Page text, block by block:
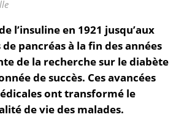
l’insuline en 1921 jusqu’aux
pancréas à la fin des années
de la recherche sur le diabète
de succès. Ces avancées
ont transformé le
de vie des malades.